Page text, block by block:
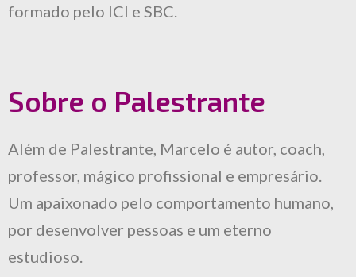
formado pelo ICI e SBC.
Sobre o Palestrante
Além de Palestrante, Marcelo é autor, coach,
professor, mágico profissional e empresário.
Um apaixonado pelo comportamento humano,
por desenvolver pessoas e um eterno
estudioso.